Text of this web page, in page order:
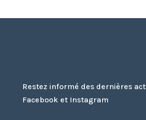
Restez informé des dernières
Facebook et Instagram